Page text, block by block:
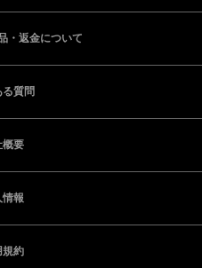
・返金について
る質問
概要
情報
規約